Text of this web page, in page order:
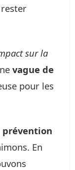
sur la
vague de
pour les
prévention
En